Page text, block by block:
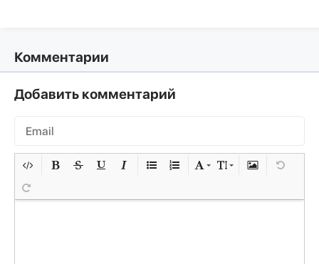
Комментарии
Добавить комментарий